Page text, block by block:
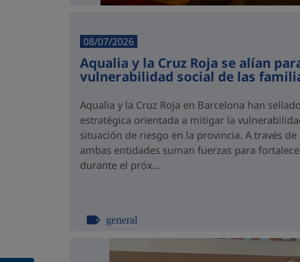
08/07/2026
Aqualia y la Cruz Roja se alían
vulnerabilidad social de las
Aqualia y la Cruz Roja en Barcelona han
estratégica orientada a mitigar la
situación de riesgo en la provincia. A través
ambas entidades suman fuerzas para
durante el próx...
general